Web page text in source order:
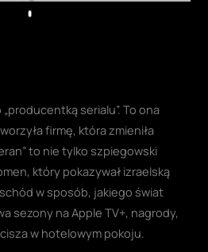
Play
serialu”. To ona
firmę, która zmieniła
to nie tylko szpiegowski
który pokazywał izraelską
w sposób, jakiego świat
sezony na Apple TV+, nagrody,
w hotelowym pokoju.